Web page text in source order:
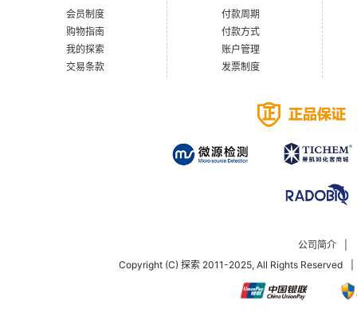
会员制度
购物指南
我的探索
交易条款
付款周期
付款方式
账户管理
发票制度
公司简介
Copyright (C) 探索 2011-2025, All Rights Reserved